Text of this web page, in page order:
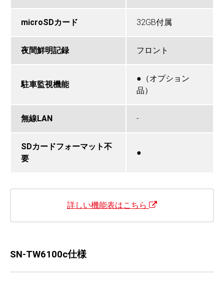
microSDカード 32GB付属
夜間鮮明記録 フロント
駐車監視機能
●（オプション
品）
無線LAN -
SDカードフォーマット不
要
●
詳しい機能表はこちら
SN-TW6100c仕様